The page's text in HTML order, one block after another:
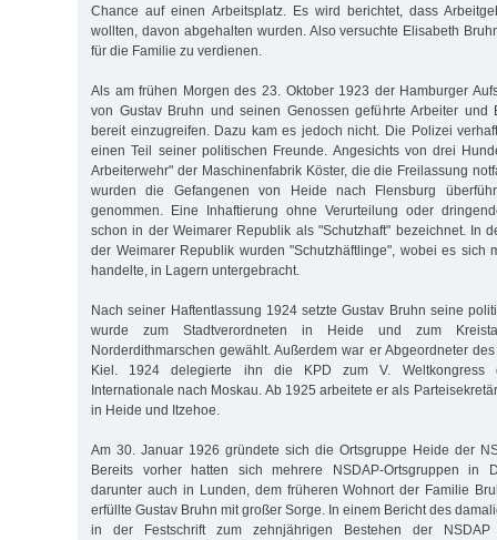
Chance auf einen Arbeitsplatz. Es wird berichtet, dass
wollten, davon abgehalten wurden. Also versuchte Elisabeth
für die Familie zu verdienen.
Als am frühen Morgen des 23. Oktober 1923 der Hamburger
von Gustav Bruhn und seinen Genossen geführte Arbeiter
bereit einzugreifen. Dazu kam es jedoch nicht. Die Polizei
einen Teil seiner politischen Freunde. Angesichts von drei
Arbeiterwehr" der Maschinenfabrik Köster, die die Freilassung
wurden die Gefangenen von Heide nach Flensburg
genommen. Eine Inhaftierung ohne Verurteilung oder
schon in der Weimarer Republik als "Schutzhaft" bezeichnet. In
der Weimarer Republik wurden "Schutzhäftlinge", wobei es sich
handelte, in Lagern untergebracht.
Nach seiner Haftentlassung 1924 setzte Gustav Bruhn seine
wurde zum Stadtverordneten in Heide und zum
Norderdithmarschen gewählt. Außerdem war er Abgeordneter
Kiel. 1924 delegierte ihn die KPD zum V. Weltkongress
Internationale nach Moskau. Ab 1925 arbeitete er als
in Heide und Itzehoe.
Am 30. Januar 1926 gründete sich die Ortsgruppe Heide der
Bereits vorher hatten sich mehrere NSDAP-Ortsgruppen in
darunter auch in Lunden, dem früheren Wohnort der Familie
erfüllte Gustav Bruhn mit großer Sorge. In einem Bericht des
in der Festschrift zum zehnjährigen Bestehen der